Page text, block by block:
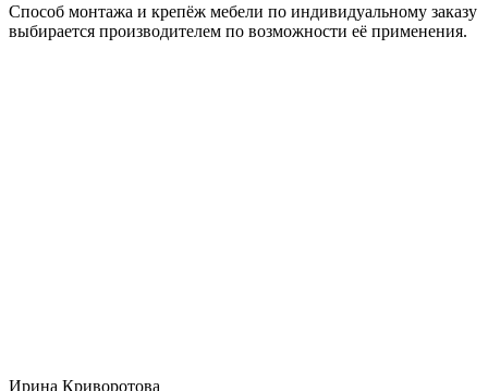
Способ монтажа и крепёж мебели по индивидуальному заказу
выбирается производителем по возможности её применения.
Ирина Криворотова